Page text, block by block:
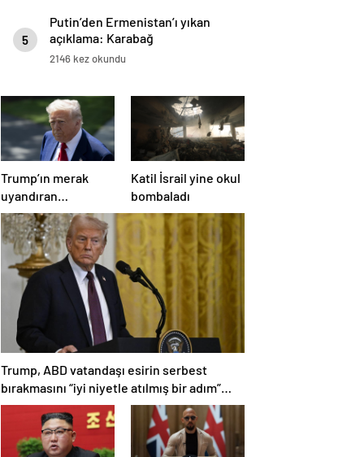
5
Putin’den Ermenistan’ı yıkan
açıklama: Karabağ
Azerbaycan’ın ayrılmaz bir
2146 kez okundu
Trump’ın merak
uyandıran
paylaşımının sağlık
sistemiyle ilgili
kararname olduğu
anlaşıldı
Katil İsrail yine okul
bombaladı
Trump, ABD vatandaşı esirin serbest
bırakmasını “iyi niyetle atılmış bir adım”
olarak değerlendirdi